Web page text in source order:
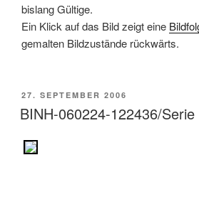
bislang Gültige.
Ein Klick auf das Bild zeigt eine
gemalten Bildzustände rückwärts.
POSTED
ON
27. SEPTEMBER 2006
BINH-060224-122436/